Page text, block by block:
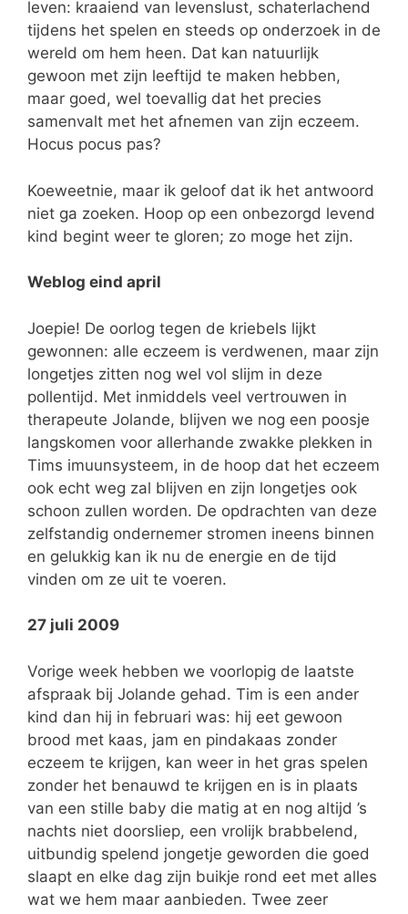
leven: kraaiend van levenslust, schaterlachend
tijdens het spelen en steeds op onderzoek in de
wereld om hem heen. Dat kan natuurlijk
gewoon met zijn leeftijd te maken hebben,
maar goed, wel toevallig dat het precies
samenvalt met het afnemen van zijn eczeem.
Hocus pocus pas?
Koeweetnie, maar ik geloof dat ik het antwoord
niet ga zoeken. Hoop op een onbezorgd levend
kind begint weer te gloren; zo moge het zijn.
Weblog eind april
Joepie! De oorlog tegen de kriebels lijkt
gewonnen: alle eczeem is verdwenen, maar zijn
longetjes zitten nog wel vol slijm in deze
pollentijd. Met inmiddels veel vertrouwen in
therapeute Jolande, blijven we nog een poosje
langskomen voor allerhande zwakke plekken in
Tims imuunsysteem, in de hoop dat het eczeem
ook echt weg zal blijven en zijn longetjes ook
schoon zullen worden. De opdrachten van deze
zelfstandig ondernemer stromen ineens binnen
en gelukkig kan ik nu de energie en de tijd
vinden om ze uit te voeren.
27 juli 2009
Vorige week hebben we voorlopig de laatste
afspraak bij Jolande gehad. Tim is een ander
kind dan hij in februari was: hij eet gewoon
brood met kaas, jam en pindakaas zonder
eczeem te krijgen, kan weer in het gras spelen
zonder het benauwd te krijgen en is in plaats
van een stille baby die matig at en nog altijd ’s
nachts niet doorsliep, een vrolijk brabbelend,
uitbundig spelend jongetje geworden die goed
slaapt en elke dag zijn buikje rond eet met alles
wat we hem maar aanbieden. Twee zeer